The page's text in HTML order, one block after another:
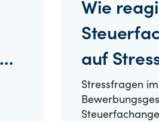
Wie
auf
Stressfragen im